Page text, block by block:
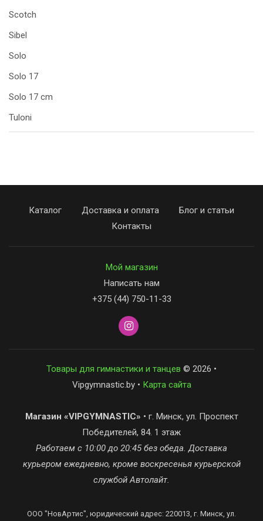
Scotch
Sibel
Solo
Solo 17
Solo 17 cm
Tuloni
Каталог Доставка и оплата
Блог и статьи
Контакты
Мой магазин
Написать нам
+375 (44) 750-11-33
Товары для гимнастики и танцев © 2026 •
Vipgymnastic.by • Карта сайта
Магазин «VIPGYMNASTIC» • г. Минск, ул. Проспект
Победителей, 84. 1 этаж
Работаем с 10:00 до 20:45 без обеда. Доставка
курьером ежедневно, кроме воскресенья курьерской
службой Автолайт.
ООО "НовАртис", юридический адрес: 220013, г. Минск, ул.